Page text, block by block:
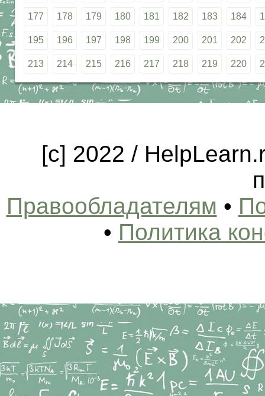
177 178 179 180 181 182 183 184
195 196 197 198 199 200 201 202
213 214 215 216 217 218 219 220
[c] 2022 /
Правообладателям •
• Политика